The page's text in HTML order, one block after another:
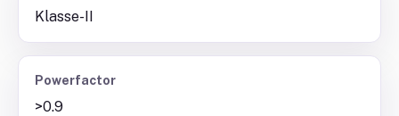
Klasse-II
Powerfactor
>0.9